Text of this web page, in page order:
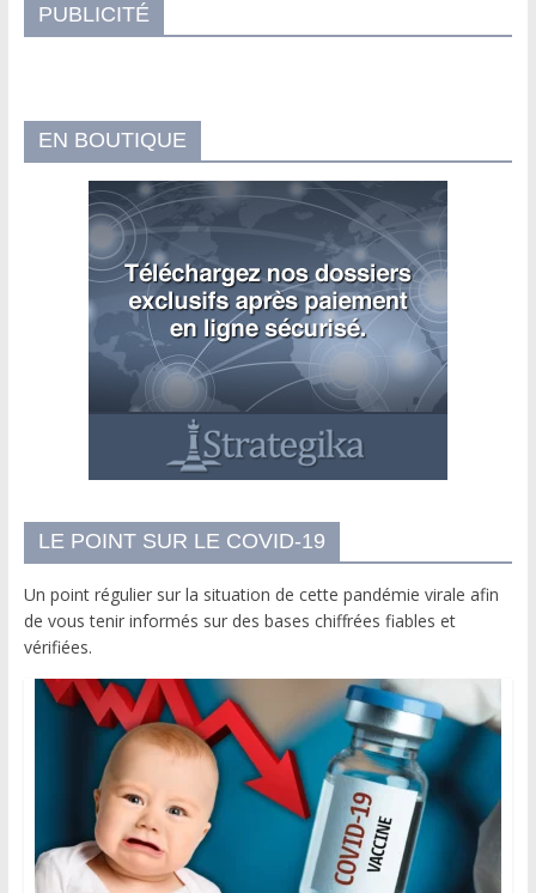
PUBLICITÉ
EN BOUTIQUE
LE POINT SUR LE COVID-19
Un point régulier sur la situation de cette pandémie virale afin
de vous tenir informés sur des bases chiffrées fiables et
vérifiées.